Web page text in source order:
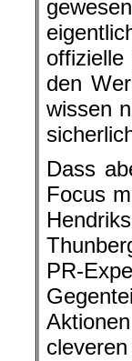
den
wissen
Dass
Focus
PR-